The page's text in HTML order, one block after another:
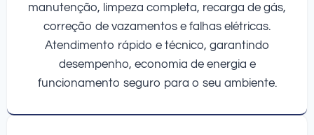
manutenção, limpeza completa, recarga de gás,
correção de vazamentos e falhas elétricas.
Atendimento rápido e técnico, garantindo
desempenho, economia de energia e
funcionamento seguro para o seu ambiente.